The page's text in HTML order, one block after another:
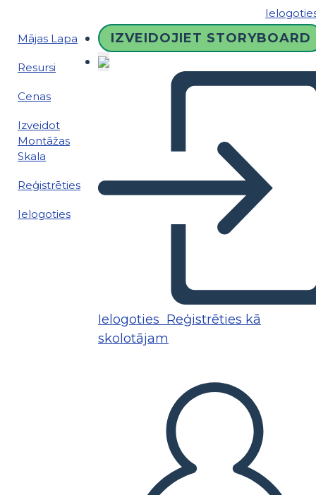
Mājas Lapa
Resursi
Cenas
Izveidot
Montāžas
Skala
Reģistrēties
Ielogoties
IZVEIDOJIET STORYBOARD
Ielogoties Reģistrēties kā
skolotājam